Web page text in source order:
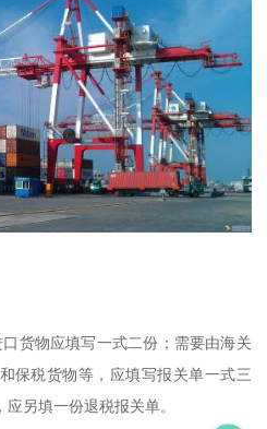
货物应填写一式二份；需要由海关
保税货物等，应填写报关单一式三
另填一份退税报关单。